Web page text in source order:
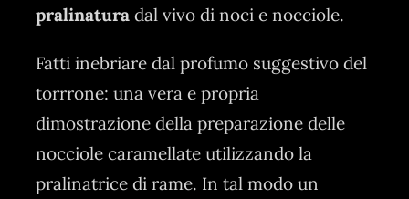
pralinaturadal vivo di noci e nocciole.
Fatti inebriare dal profumo suggestivo del
torrrone: una vera e propria
dimostrazione della preparazione delle
nocciole caramellate utilizzando la
pralinatrice di rame. In tal modo un